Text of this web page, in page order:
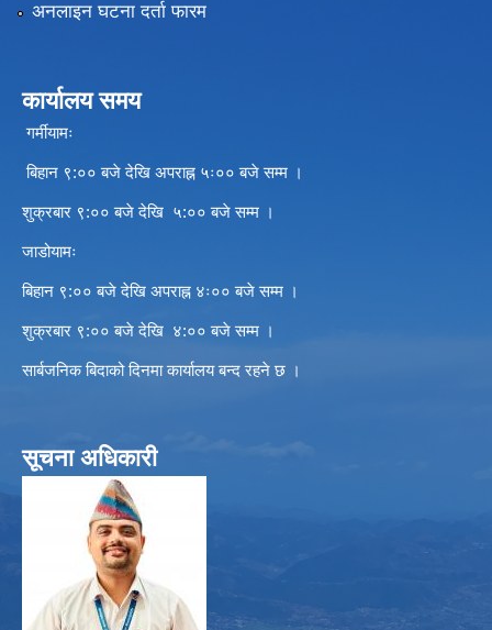
अनलाइन घटना दर्ता फारम
कार्यालय समय
गर्मीयामः
बिहान ९:०० बजे देखि अपराह्न ५ः०० बजे सम्म ।
शुक्रबार ९:०० बजे देखि ५:०० बजे सम्म ।
जाडोयामः
बिहान ९:०० बजे देखि अपराह्न ४ः०० बजे सम्म ।
शुक्रबार ९:०० बजे देखि ४:०० बजे सम्म ।
सार्बजनिक बिदाको दिनमा कार्यालय बन्द रहने छ ।
सूचना अधिकारी